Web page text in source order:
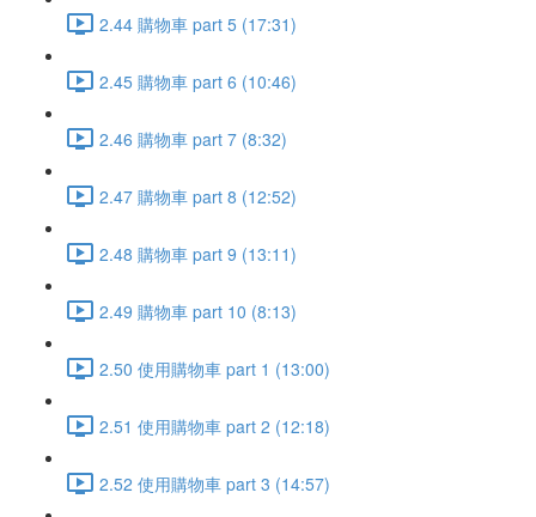
2.44 購物車 part 5 (17:31)
2.45 購物車 part 6 (10:46)
2.46 購物車 part 7 (8:32)
2.47 購物車 part 8 (12:52)
2.48 購物車 part 9 (13:11)
2.49 購物車 part 10 (8:13)
2.50 使用購物車 part 1 (13:00)
2.51 使用購物車 part 2 (12:18)
2.52 使用購物車 part 3 (14:57)